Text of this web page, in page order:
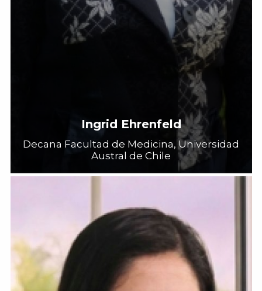
Ingrid Ehrenfeld
Decana Facultad de Medicina, Universidad
Austral de Chile